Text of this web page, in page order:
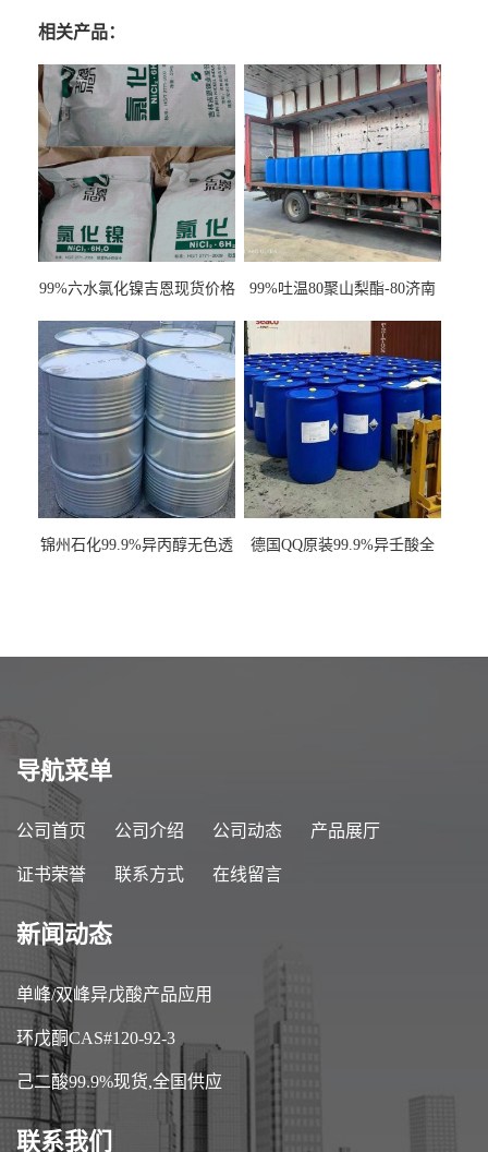
相关产品：
99%六水氯化镍吉恩现货价格
99%吐温80聚山梨酯-80济南
锦州石化99.9%异丙醇无色透
德国QQ原装99.9%异壬酸全
导航菜单
公司首页 公司介绍 公司动态 产品展厅
证书荣誉 联系方式 在线留言
新闻动态
单峰/双峰异戊酸产品应用
环戊酮CAS#120-92-3
己二酸99.9%现货,全国供应
联系我们